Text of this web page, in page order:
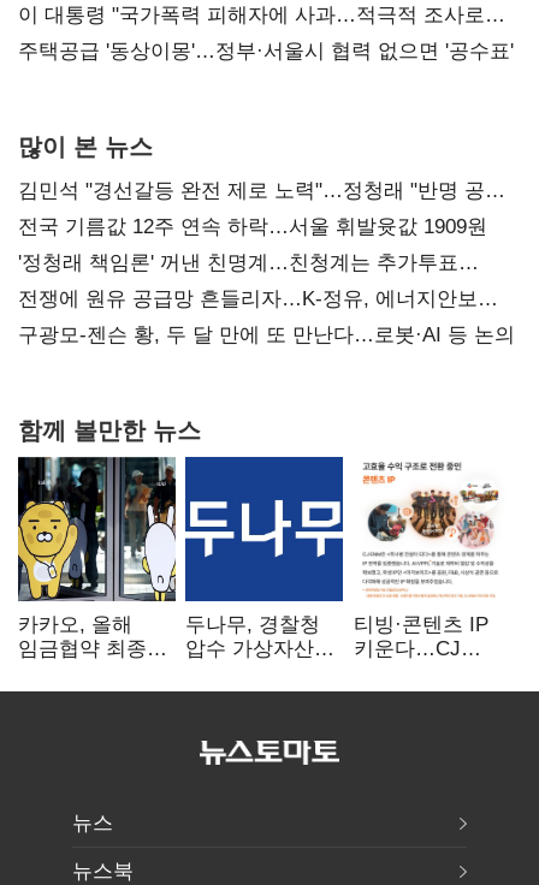
총선 지휘 못해"
이 대통령 "국가폭력 피해자에 사과…적극적 조사로
진실 밝혀야"
주택공급 '동상이몽'…정부·서울시 협력 없으면 '공수표'
많이 본 뉴스
김민석 "경선갈등 완전 제로 노력"…정청래 "반명 공세
사과부터"
전국 기름값 12주 연속 하락…서울 휘발윳값 1909원
'정청래 책임론' 꺼낸 친명계…친청계는 추가투표
때리기
전쟁에 원유 공급망 흔들리자…K-정유, 에너지안보
핵심으로 재부상
구광모-젠슨 황, 두 달 만에 또 만난다…로봇·AI 등 논의
함께 볼만한 뉴스
카카오, 올해
임금협약 최종
인상·격려금
두나무, 경찰청
압수 가상자산
커스터디 사업
티빙·콘텐츠 IP
키운다…CJ
글로벌 확장 가속
뉴스
뉴스북